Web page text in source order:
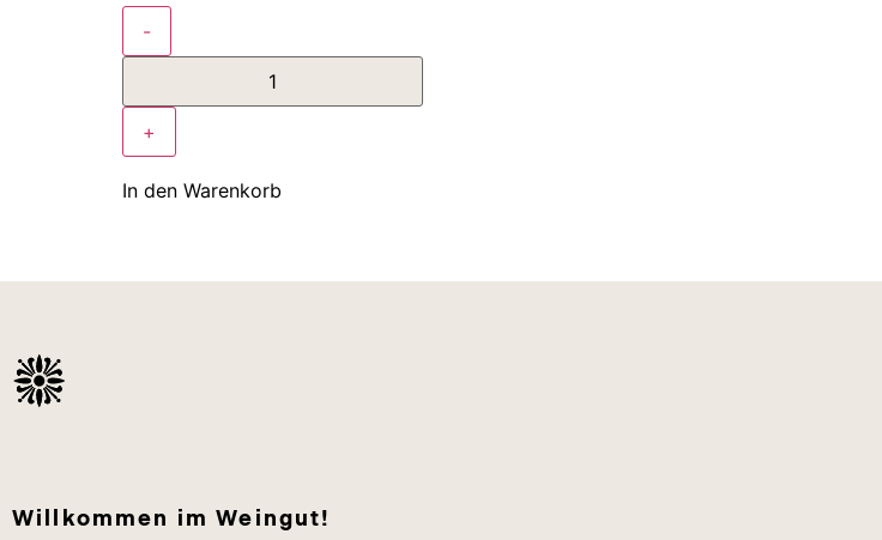
-
+
In den Warenkorb
Willkommen im Weingut!